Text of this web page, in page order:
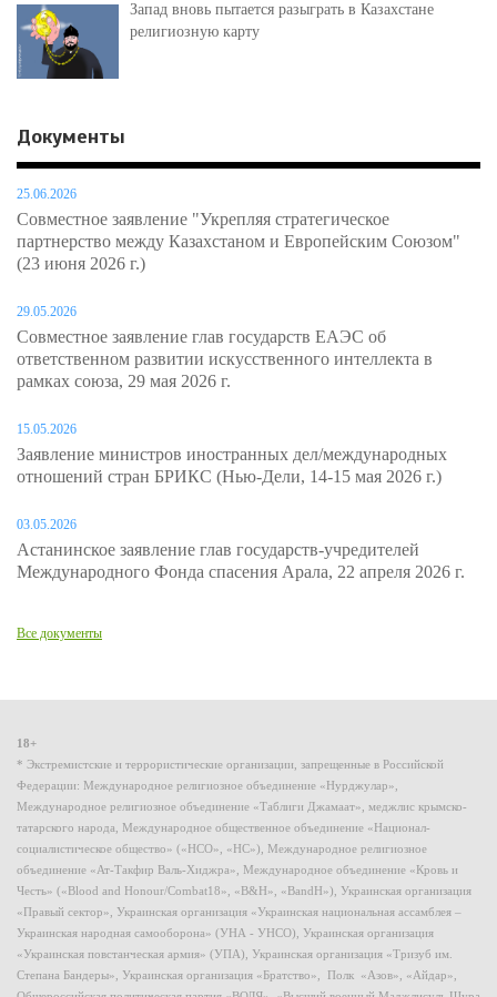
Запад вновь пытается разыграть в Казахстане
религиозную карту
Документы
25.06.2026
Совместное заявление "Укрепляя стратегическое
партнерство между Казахстаном и Европейским Союзом"
(23 июня 2026 г.)
29.05.2026
Совместное заявление глав государств ЕАЭС об
ответственном развитии искусственного интеллекта в
рамках союза, 29 мая 2026 г.
15.05.2026
Заявление министров иностранных дел/международных
отношений стран БРИКС (Нью-Дели, 14-15 мая 2026 г.)
03.05.2026
Астанинское заявление глав государств-учредителей
Международного Фонда спасения Арала, 22 апреля 2026 г.
Все документы
18+
* Экстремистские и террористические организации, запрещенные в Российской
Федерации: Международное религиозное объединение «Нурджулар»,
Международное религиозное объединение «Таблиги Джамаат», меджлис крымско-
татарского народа, Международное общественное объединение «Национал-
социалистическое общество» («НСО», «НС»), Международное религиозное
объединение «Ат-Такфир Валь-Хиджра», Международное объединение «Кровь и
Честь» («Blood and Honour/Combat18», «B&H», «BandH»), Украинская организация
«Правый сектор», Украинская организация «Украинская национальная ассамблея –
Украинская народная самооборона» (УНА - УНСО), Украинская организация
«Украинская повстанческая армия» (УПА), Украинская организация «Тризуб им.
Степана Бандеры», Украинская организация «Братство», Полк «Азов», «Айдар»,